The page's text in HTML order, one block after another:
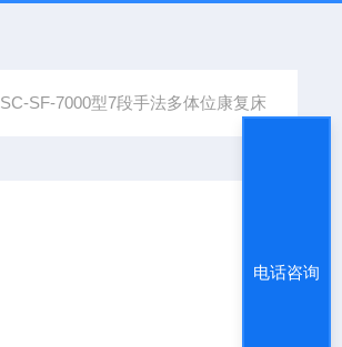
SC-SF-7000型7段手法多体位康复床
电话咨询